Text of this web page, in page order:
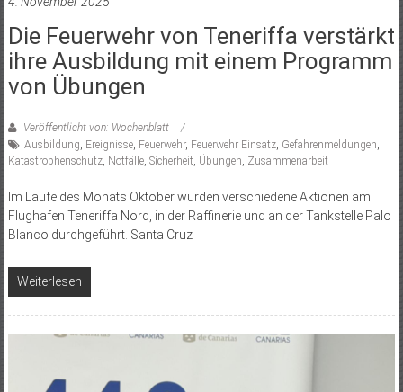
Die Feuerwehr von Teneriffa verstärkt
ihre Ausbildung mit einem Programm
von Übungen
Veröffentlicht von: Wochenblatt
Ausbildung, Ereignisse, Feuerwehr, Feuerwehr Einsatz, Gefahrenmeldungen,
Katastrophenschutz, Notfälle, Sicherheit, Übungen, Zusammenarbeit
Im Laufe des Monats Oktober wurden verschiedene Aktionen am
Flughafen Teneriffa Nord, in der Raffinerie und an der Tankstelle Palo
Blanco durchgeführt. Santa Cruz
Weiterlesen